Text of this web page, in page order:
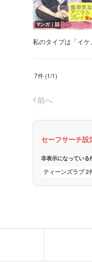
マンガ｜話
私のタイプは「イ
7件 (1/1)
前へ
セーフサーチ設
非表示になっている
ティーンズラブ 2